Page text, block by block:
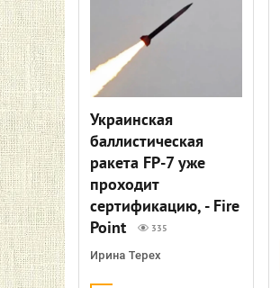
Украинская
баллистическая
ракета FP-7 уже
проходит
сертификацию, - Fire
Point
335
Ирина Терех